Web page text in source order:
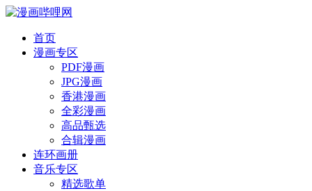
首页
漫画专区
PDF漫画
JPG漫画
香港漫画
全彩漫画
高品甄选
合辑漫画
连环画册
音乐专区
精选歌单